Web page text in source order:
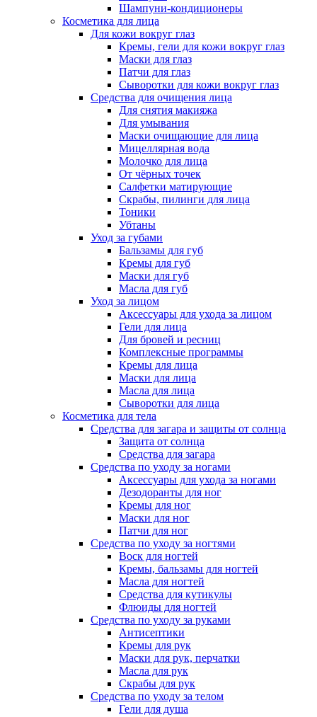
Шампуни-кондиционеры
Косметика для лица
Для кожи вокруг глаз
Кремы, гели для кожи вокруг глаз
Маски для глаз
Патчи для глаз
Сыворотки для кожи вокруг глаз
Средства для очищения лица
Для снятия макияжа
Для умывания
Маски очищающие для лица
Мицеллярная вода
Молочко для лица
От чёрных точек
Салфетки матирующие
Скрабы, пилинги для лица
Тоники
Убтаны
Уход за губами
Бальзамы для губ
Кремы для губ
Маски для губ
Масла для губ
Уход за лицом
Аксессуары для ухода за лицом
Гели для лица
Для бровей и ресниц
Комплексные программы
Кремы для лица
Маски для лица
Масла для лица
Сыворотки для лица
Косметика для тела
Средства для загара и защиты от солнца
Защита от солнца
Средства для загара
Средства по уходу за ногами
Аксессуары для ухода за ногами
Дезодоранты для ног
Кремы для ног
Маски для ног
Патчи для ног
Средства по уходу за ногтями
Воск для ногтей
Кремы, бальзамы для ногтей
Масла для ногтей
Средства для кутикулы
Флюиды для ногтей
Средства по уходу за руками
Антисептики
Кремы для рук
Маски для рук, перчатки
Масла для рук
Скрабы для рук
Средства по уходу за телом
Гели для душа